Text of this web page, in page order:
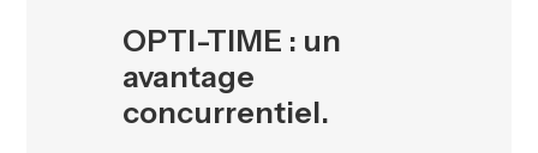
OPTI-TIME : un
avantage
concurrentiel.